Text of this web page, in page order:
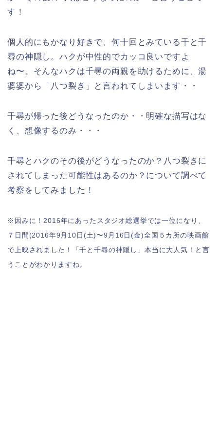
す！
個人的にもかなり好きで、何十回とみている千と千
尋の神隠し。ハクが中性的でカッコ良いですよ
ね〜。そんなハクは千尋の両親を助けるために、湯
婆婆から「八つ裂き」と言われてしまいます・・
千尋が帰った後どうなったのか・・明確な描写はな
く、想像するのみ・・・
千尋とハクのその後がどうなったのか？八つ裂きに
されてしまった可能性はあるのか？について調べて
考察をしてみました！
※因みに！2016年にあったスタジオ総選挙では一位になり、
７日間(2016年9月10日(土)〜9月16日(金)全国５カ所の映画館
で上映されました！「千と千尋の神隠し」本当に大人気！と言
うことがわかりますね。